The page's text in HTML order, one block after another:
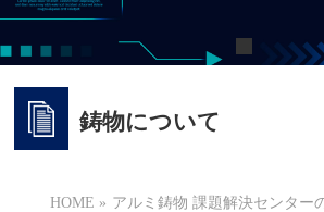
鋳物について
HOME » アルミ鋳物 課題解決センター